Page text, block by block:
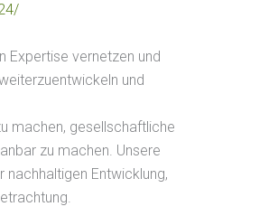
Expertise vernetzen und
und
machen, gesellschaftliche
zu machen. Unsere
nachhaltigen Entwicklung,